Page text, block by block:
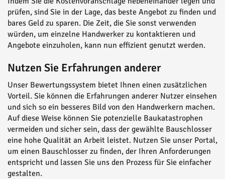
prüfen, sind Sie in der Lage, das beste Angebot zu finden und
bares Geld zu sparen. Die Zeit, die Sie sonst verwenden
würden, um einzelne Handwerker zu kontaktieren und
Angebote einzuholen, kann nun effizient genutzt werden.
Nutzen Sie Erfahrungen anderer
Unser Bewertungssystem bietet Ihnen einen zusätzlichen
Vorteil. Sie können die Erfahrungen anderer Nutzer einsehen
und sich so ein besseres Bild von den Handwerkern machen.
Auf diese Weise können Sie potenzielle Baukatastrophen
vermeiden und sicher sein, dass der gewählte Bauschlosser
eine hohe Qualität an Arbeit leistet. Nutzen Sie unser Portal,
um einen Bauschlosser zu finden, der Ihren Anforderungen
entspricht und lassen Sie uns den Prozess für Sie einfacher
gestalten.